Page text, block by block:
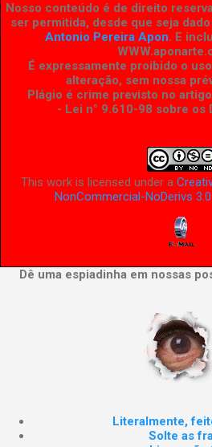
Nosso conteúdo é de direito
ser permitida, desde que seja
Antonio Pereira Apon. E
É expressamente proibido o
alteração, sem nossa
Plágio é crime previsto no
- Lei n° 9.610-98 sobre os
This work is licensed under a
NonCommercial-NoDerivs
Dê uma espiadinha em nossas
Literalmente,
Solte as